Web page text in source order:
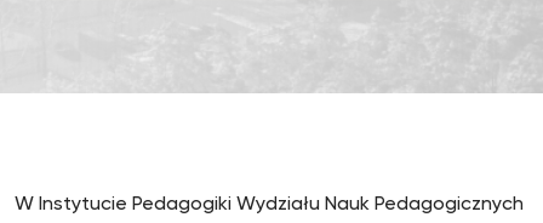
W Instytucie Pedagogiki Wydziału Nauk Pedagogicznych